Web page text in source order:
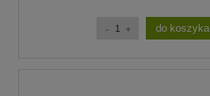
do koszyka